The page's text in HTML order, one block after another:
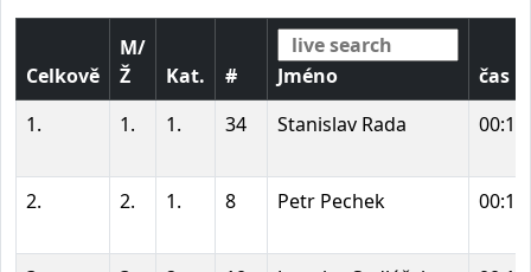
Celkově
M/
Ž
Kat. # Jméno
čas
1.
1. 1. 34 Stanislav Rada
2. 2. 1. 8 Petr Pechek